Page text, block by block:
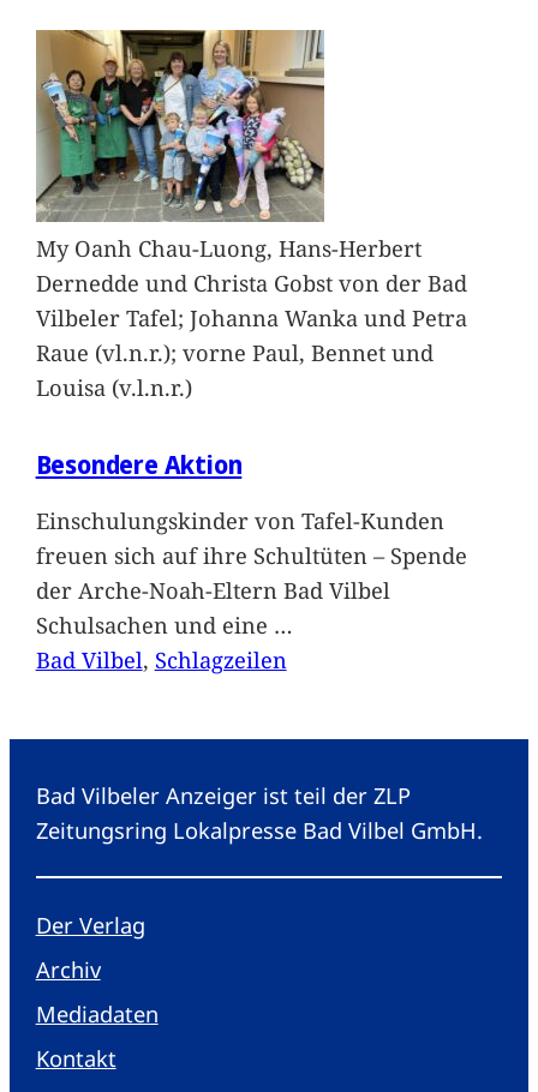
My Oanh Chau-Luong, Hans-Herbert
Dernedde und Christa Gobst von der Bad
Vilbeler Tafel; Johanna Wanka und Petra
Raue (vl.n.r.); vorne Paul, Bennet und
Louisa (v.l.n.r.)
Besondere Aktion
Einschulungskinder von Tafel-Kunden
freuen sich auf ihre Schultüten – Spende
der Arche-Noah-Eltern Bad Vilbel
Schulsachen und eine …
Bad Vilbel, Schlagzeilen
Bad Vilbeler Anzeiger ist teil der ZLP
Zeitungsring Lokalpresse Bad Vilbel GmbH.
Der Verlag
Archiv
Mediadaten
Kontakt